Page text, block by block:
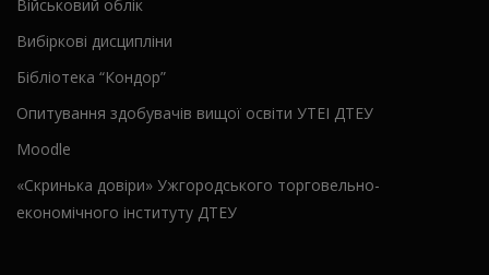
Військовий облік
Вибіркові дисципліни
Бібліотека “Кондор”
Опитування здобувачів вищої освіти УТЕІ ДТЕУ
Moodle
«Скринька довіри» Ужгородського торговельно-
економічного інституту ДТЕУ